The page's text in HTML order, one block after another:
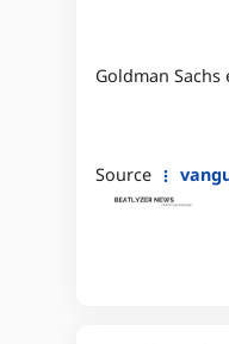
Goldman
Source